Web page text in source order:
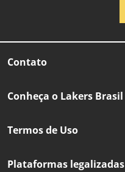
Contato
Conheça o Lakers Brasil
Termos de Uso
Plataformas legalizadas